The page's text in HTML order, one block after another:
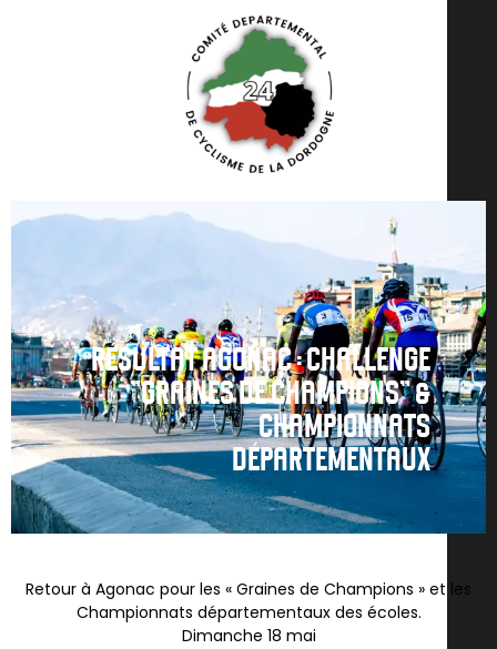
RÉSULTAT AGONAC : CHALLENGE
"GRAINES DE CHAMPIONS" &
CHAMPIONNATS
DÉPARTEMENTAUX
Retour à Agonac pour les « Graines de Champions » et les
Championnats départementaux des écoles.
Dimanche 18 mai